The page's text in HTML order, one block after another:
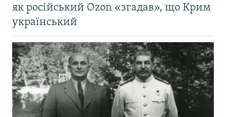
як російський Ozon «згадав», що Крим
український